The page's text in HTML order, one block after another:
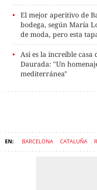
El mejor aperitivo de
bodega, según María
de moda, pero esta
Así es la increíble casa
Daurada: "Un
mediterránea"
BARCELONA CATALUÑA